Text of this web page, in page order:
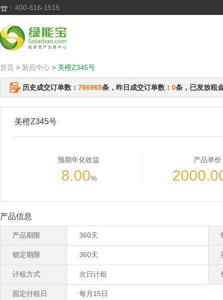
 ：400-616-1515
首页 > 新品中心 > 美橙Z345号
历史成交订单数： 766965条，昨日成交订单数： 0条，已发放租
美橙Z345号
预期年化收益
8.00%
产品单价
产品信息
产品期限 360天
锁定期限 360天
计租方式 次日计租
固定付租日 每月15日